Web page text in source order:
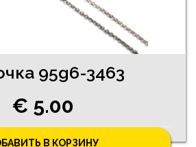
95g6-3463
€ 5.00
В КОРЗИНУ